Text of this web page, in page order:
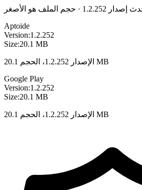
· حجم الملف هو الأصغر
Aptoide
Version:1.2.252
Size:20.1 MB
الإصدار 1.2.252، الحجم 20.1 MB
Google Play
Version:1.2.252
Size:20.1 MB
الإصدار 1.2.252، الحجم 20.1 MB